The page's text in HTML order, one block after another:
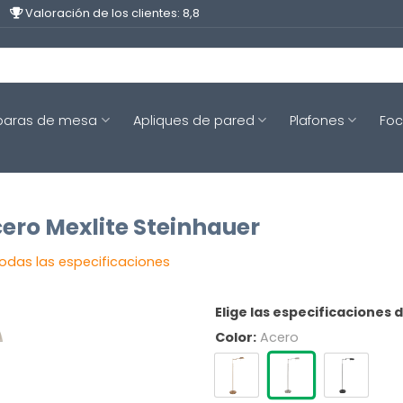
Valoración de los clientes: 8,8
de mesa Apliques de pared Plafones
Mexlite Steinhauer
las especificaciones
Elige las especificaciones
Color: Acero